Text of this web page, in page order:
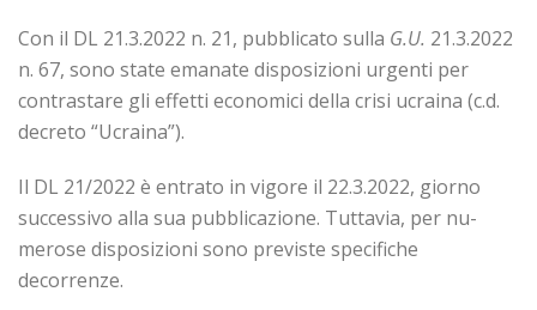
Con il DL 21.3.2022 n. 21, pubblicato sulla G.U. 21.3.2022
n. 67, sono state emanate disposizioni urgenti per
contrastare gli effetti economici della crisi ucraina (c.d.
decreto “Ucraina”).
Il DL 21/2022 è entrato in vigore il 22.3.2022, giorno
successivo alla sua pubblicazione. Tuttavia, per nu­­
merose disposizioni sono previste specifiche
decorrenze.